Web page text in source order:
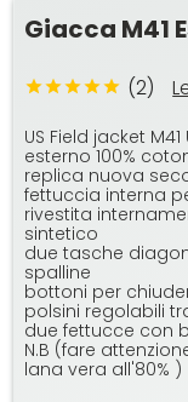
Giacca M41
(2)
US Field jacket M41
esterno 100%
replica nuova
fettuccia interna
rivestita
sintetico
due tasche
spalline
bottoni per
polsini regolabili
due fettucce con
N.B (fare
lana vera all'80% )